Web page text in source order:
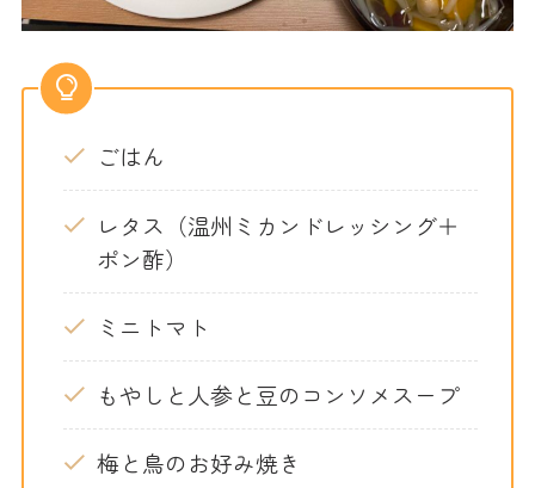
ごはん
レタス（温州ミカンドレッシング＋
ポン酢）
ミニトマト
もやしと人参と豆のコンソメスープ
梅と鳥のお好み焼き